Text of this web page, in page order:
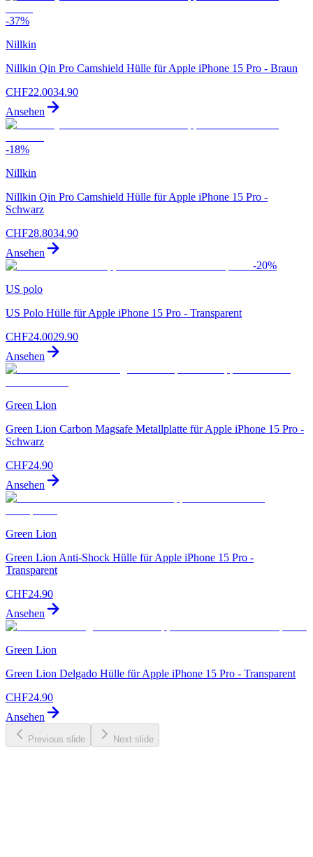
-37%
Nillkin
Nillkin Qin Pro Camshield Hülle für Apple iPhone 15 Pro - Braun
CHF22.0034.90
Ansehen
-18%
Nillkin
Nillkin Qin Pro Camshield Hülle für Apple iPhone 15 Pro -
Schwarz
CHF28.8034.90
Ansehen
-20%
US polo
US Polo Hülle für Apple iPhone 15 Pro - Transparent
CHF24.0029.90
Ansehen
Green Lion
Green Lion Carbon Magsafe Metallplatte für Apple iPhone 15 Pro -
Schwarz
CHF24.90
Ansehen
Green Lion
Green Lion Anti-Shock Hülle für Apple iPhone 15 Pro -
Transparent
CHF24.90
Ansehen
Green Lion
Green Lion Delgado Hülle für Apple iPhone 15 Pro - Transparent
CHF24.90
Ansehen
Previous slide Next slide